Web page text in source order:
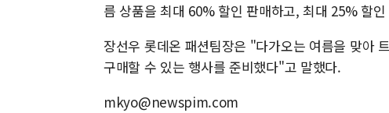
름 상품을 최대 60% 할인 판매하고, 최대 25% 할
장선우 롯데온 패션팀장은 "다가오는 여름을 맞아
구매할 수 있는 행사를 준비했다"고 말했다.
mkyo@newspim.com